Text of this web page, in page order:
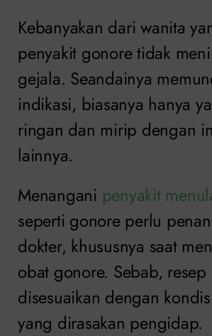
Kebanyakan dari wanita
penyakit gonore tidak
gejala. Seandainya
indikasi, biasanya hanya
ringan dan mirip dengan
lainnya.
Menangani penyakit
seperti gonore perlu
dokter, khususnya saat
obat gonore. Sebab, resep
disesuaikan dengan
yang dirasakan pengidap.